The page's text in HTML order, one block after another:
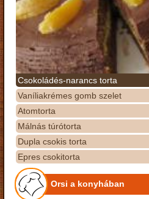
Csokoládés-narancs torta
Vaníliakrémes gomb szelet
Atomtorta
Málnás túrótorta
Dupla csokis torta
Epres csokitorta
Orsi a konyhában